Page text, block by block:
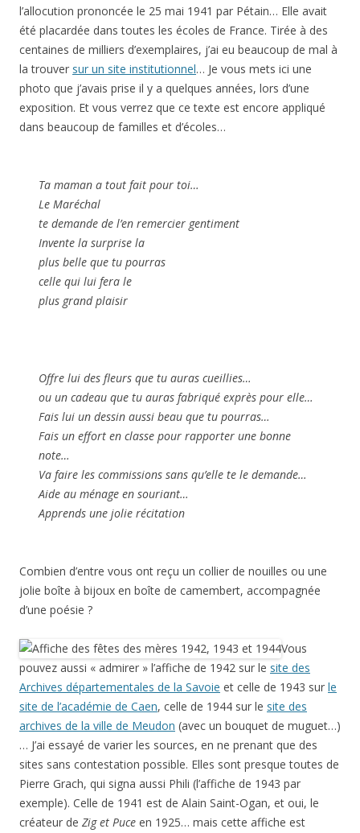
l’allocution prononcée le 25 mai 1941 par Pétain… Elle avait
été placardée dans toutes les écoles de France. Tirée à des
centaines de milliers d’exemplaires, j’ai eu beaucoup de mal à
la trouver sur un site institutionnel… Je vous mets ici une
photo que j’avais prise il y a quelques années, lors d’une
exposition. Et vous verrez que ce texte est encore appliqué
dans beaucoup de familles et d’écoles…
Ta maman a tout fait pour toi…
Le Maréchal
te demande de l’en remercier gentiment
Invente la surprise la
plus belle que tu pourras
celle qui lui fera le
plus grand plaisir
Offre lui des fleurs que tu auras cueillies…
ou un cadeau que tu auras fabriqué exprès pour elle…
Fais lui un dessin aussi beau que tu pourras…
Fais un effort en classe pour rapporter une bonne
note…
Va faire les commissions sans qu’elle te le demande…
Aide au ménage en souriant…
Apprends une jolie récitation
Combien d’entre vous ont reçu un collier de nouilles ou une
jolie boîte à bijoux en boîte de camembert, accompagnée
d’une poésie ?
Vous
pouvez aussi « admirer » l’affiche de 1942 sur le site des
Archives départementales de la Savoie et celle de 1943 sur le
site de l’académie de Caen, celle de 1944 sur le site des
archives de la ville de Meudon (avec un bouquet de muguet…)
… J’ai essayé de varier les sources, en ne prenant que des
sites sans contestation possible. Elles sont presque toutes de
Pierre Grach, qui signa aussi Phili (l’affiche de 1943 par
exemple). Celle de 1941 est de Alain Saint-Ogan, et oui, le
créateur de Zig et Puce en 1925… mais cette affiche est